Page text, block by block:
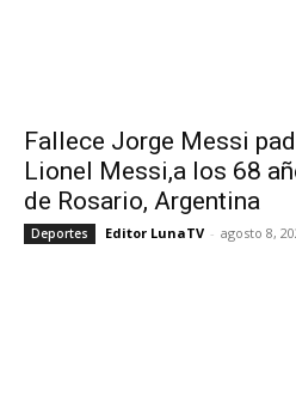
Fallece Jorge Messi
Lionel Messi,a los 68
de Rosario, Argentina
Deportes Editor LunaTV - agosto 8,